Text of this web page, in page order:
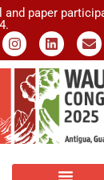
paper